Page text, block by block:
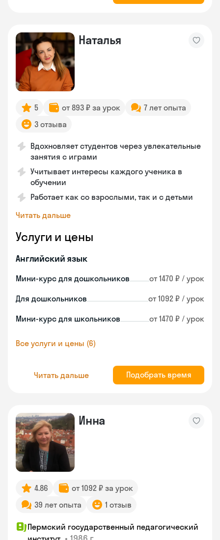
Наталья
5 от 893 ₽ за урок
7 лет опыта
3 отзыва
Вдохновляет студентов через увлекательные
занятия с играми
Учитывает интересы каждого ученика в
обучении
Работает как со взрослыми, так и с детьми
Читать дальше
Услуги и цены
Английский язык
Мини-курс для дошкольников от 1470 ₽ / урок
Для дошкольников от 1092 ₽ / урок
Мини-курс для школьников от 1470 ₽ / урок
Все услуги и цены (6)
Читать дальше Подобрать время
Инна
4.86
от 1092 ₽ за урок
39 лет опыта
1 отзыв
Пермский государственный педагогический